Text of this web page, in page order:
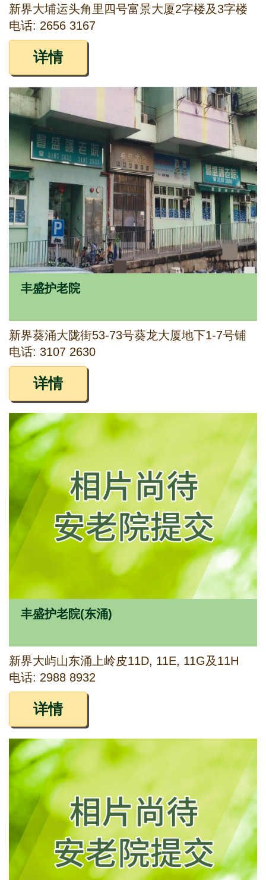
新界大埔运头角里四号富景大厦2字楼及3字楼
电话: 2656 3167
详情
丰盛护老院
新界葵涌大陇街53-73号葵龙大厦地下1-7号铺
电话: 3107 2630
详情
丰盛护老院(东涌)
新界大屿山东涌上岭皮11D, 11E, 11G及11H
电话: 2988 8932
详情